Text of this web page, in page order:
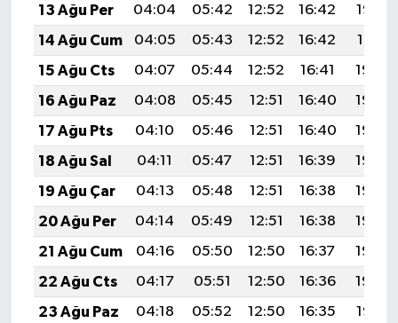
13 Ağu Per
04:04 05:42 12:52 16:42
19:52
14 Ağu Cum
04:05 05:43 12:52 16:42
19:51
15 Ağu Cts
04:07 05:44 12:52 16:41
19:49
16 Ağu Paz
04:08 05:45 12:51 16:40
19:48
17 Ağu Pts
04:10 05:46 12:51 16:40
19:46
18 Ağu Sal
04:11 05:47 12:51 16:39
19:45
19 Ağu Çar
04:13 05:48 12:51 16:38
19:43
20 Ağu Per
04:14 05:49 12:51 16:38
19:42
21 Ağu Cum
04:16 05:50 12:50 16:37
19:40
22 Ağu Cts
04:17 05:51 12:50 16:36
19:39
23 Ağu Paz
04:18 05:52 12:50 16:35
19:37